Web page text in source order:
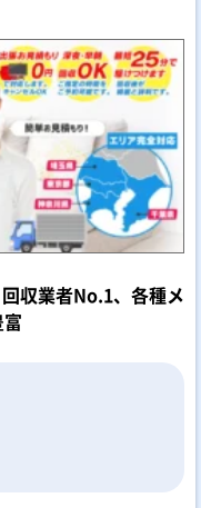
収業者No.1、各種メ